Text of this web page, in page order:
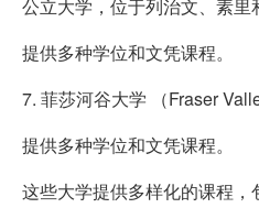
公立大学，位于列治文、素里
提供多种学位和文凭课程。
7. 菲莎河谷大学 （Fraser
提供多种学位和文凭课程。
这些大学提供多样化的课程